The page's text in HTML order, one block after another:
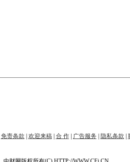
免责条款 欢迎来稿| 合 作| 广告服务 隐私条款